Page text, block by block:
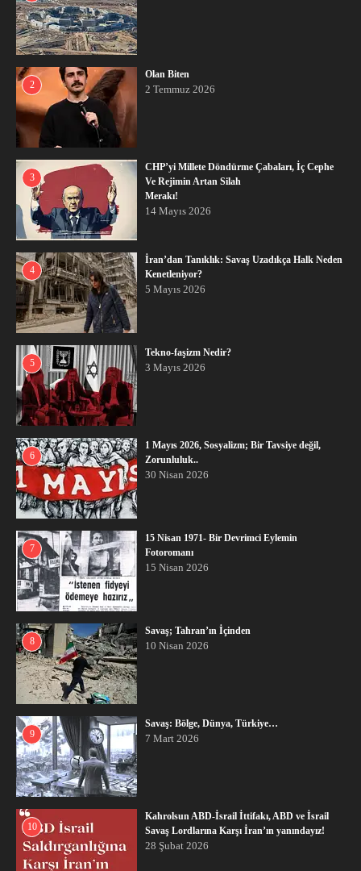
2
Olan Biten
2 Temmuz 2026
3
CHP’yi Millete Döndürme Çabaları, İç Cephe
Ve Rejimin Artan Silah
Merakı!
14 Mayıs 2026
4
İran’dan Tanıklık: Savaş Uzadıkça Halk Neden
Kenetleniyor?
5 Mayıs 2026
5
Tekno-faşizm Nedir?
3 Mayıs 2026
6
1 Mayıs 2026, Sosyalizm; Bir Tavsiye değil,
Zorunluluk..
30 Nisan 2026
7
15 Nisan 1971- Bir Devrimci Eylemin
Fotoromanı
15 Nisan 2026
8
Savaş; Tahran’ın İçinden
10 Nisan 2026
9
Savaş: Bölge, Dünya, Türkiye…
7 Mart 2026
10
Kahrolsun ABD-İsrail İttifakı, ABD ve İsrail
Savaş Lordlarına Karşı İran’ın yanındayız!
28 Şubat 2026